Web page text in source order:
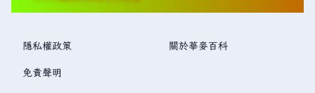
隱私權政策 關於華麥百科
免責聲明